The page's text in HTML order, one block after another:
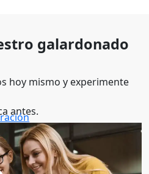
galardonado
hoy mismo y experimente
antes.
el software.